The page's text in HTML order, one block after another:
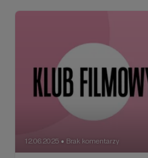
12.06.2025 ● Brak komentarzy